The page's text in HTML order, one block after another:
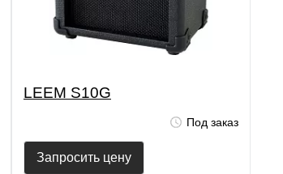
LEEM S10G
Под заказ
Запросить цену